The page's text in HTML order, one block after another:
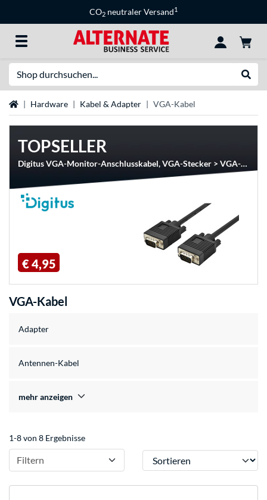
CO2 neutraler Versand1
StartseiteHardware Kabel & Adapter VGA-Kabel
TOPSELLER
Digitus VGA-Monitor-Anschlusskabel, VGA-Stecker > VGA-Stecker
€ 4,95
VGA-Kabel
Adapter
Antennen-Kabel
mehr anzeigen
1-8 von 8 Ergebnisse
Filtern Sortieren